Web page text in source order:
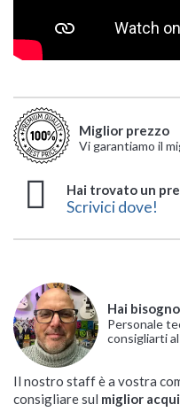
Miglior prezzo
Vi garantiamo il
Hai trovato un
Scrivici dove!
Hai
Personale
consigliarti
Il nostro staff è a vostra
consigliare sul miglior